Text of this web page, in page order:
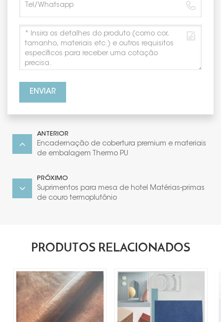
ENVIAR
ANTERIOR
Encadernação de cobertura premium e materiais
de embalagem Thermo PU
PRÓXIMO
Suprimentos para mesa de hotel Matérias-primas
de couro termoplutônio
PRODUTOS RELACIONADOS